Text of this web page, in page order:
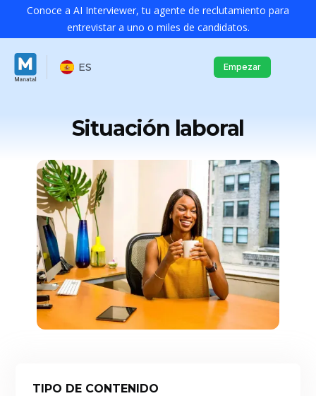
Conoce a AI Interviewer, tu agente de reclutamiento para
entrevistar a uno o miles de candidatos.
ES Empezar
Situación laboral
TIPO DE CONTENIDO